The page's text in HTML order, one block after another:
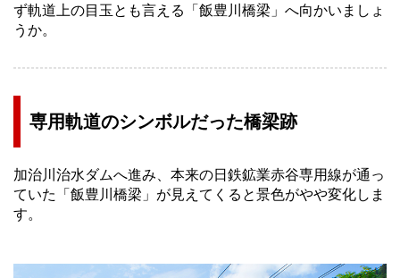
ず軌道上の目玉とも言える「飯豊川橋梁」へ向かいましょ
うか。
専用軌道のシンボルだった橋梁跡
加治川治水ダムへ進み、本来の日鉄鉱業赤谷専用線が通っ
ていた「飯豊川橋梁」が見えてくると景色がやや変化しま
す。